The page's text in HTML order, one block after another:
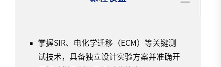
掌握SIR、电化学迁移（ECM）等关键测
试技术，具备独立设计实验方案并准确开